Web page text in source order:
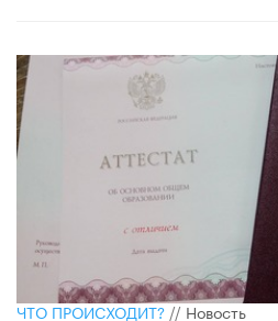
ЧТО ПРОИСХОДИТ?//Новость